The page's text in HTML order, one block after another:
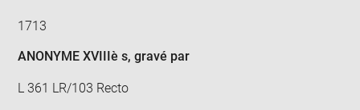
1713
ANONYME XVIIIè s, gravé par
L 361 LR/103 Recto